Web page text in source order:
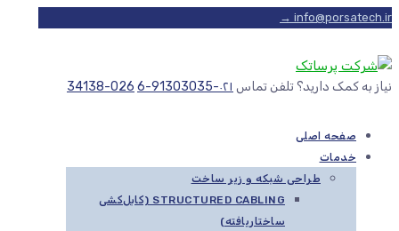
info@porsatech.ir →
نیاز به کمک دارید؟ تلفن تماس ۰۲۱-91303035-6 026-34138
صفحه اصلی
خدمات
طراحی شبکه و زیر ساخت
STRUCTURED CABLING (کابل‌کشی
ساختاریافته)